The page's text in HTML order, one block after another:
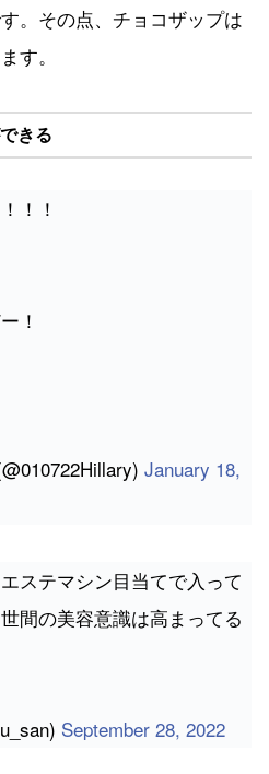
。その点、チョコザップは
す。
きる
！！
！
January 18,
ステマシン目当てで入って
間の美容意識は高まってる
September 28, 2022